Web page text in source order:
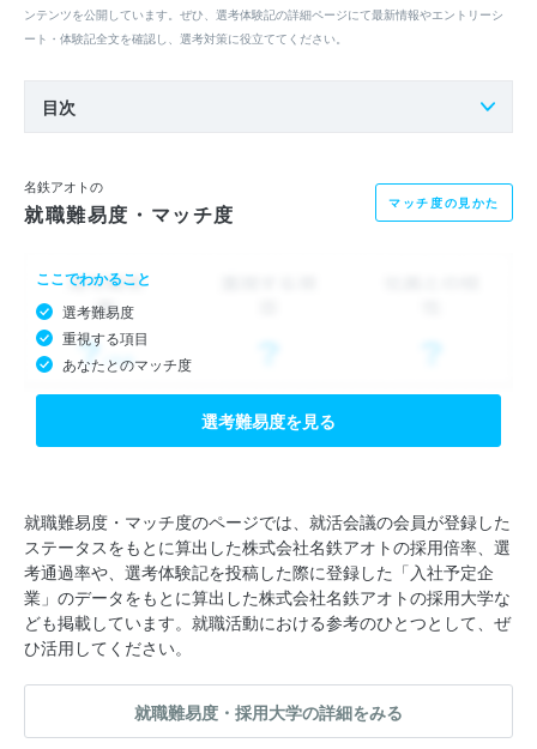
ンテンツを公開しています。ぜひ、選考体験記の詳細ページにて最新情報やエントリーシ
ート・体験記全文を確認し、選考対策に役立ててください。
目次
名鉄アオトの
就職難易度・マッチ度 マッチ度の見かた
ここでわかること
選考難易度
重視する項目
あなたとのマッチ度
選考難易度を見る
就職難易度・マッチ度のページでは、就活会議の会員が登録した
ステータスをもとに算出した株式会社名鉄アオトの採用倍率、選
考通過率や、選考体験記を投稿した際に登録した「入社予定企
業」のデータをもとに算出した株式会社名鉄アオトの採用大学な
ども掲載しています。就職活動における参考のひとつとして、ぜ
ひ活用してください。
就職難易度・採用大学の詳細をみる